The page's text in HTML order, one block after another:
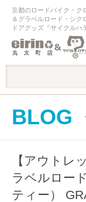
京都のロードバイク・ク
＆グラベルロード・シク
ドアグッズ『サイクルハ
BLOG
【アウトレ
ラベルロー
ティー）